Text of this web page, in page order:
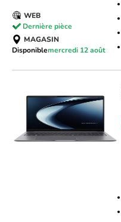
WEB
Dernière pièce
MAGASIN
Disponiblemercredi 12 août